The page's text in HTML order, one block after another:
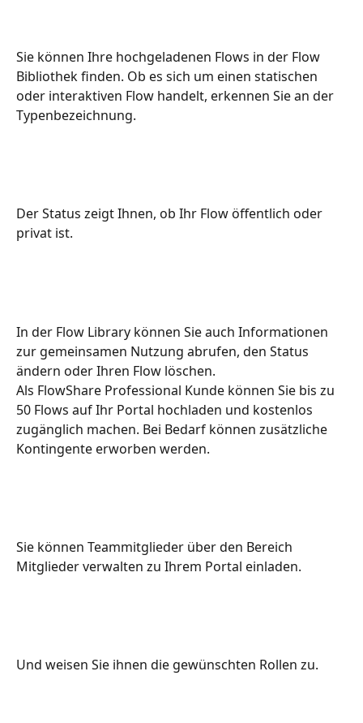
Sie können Ihre hochgeladenen Flows in der Flow
Bibliothek finden. Ob es sich um einen statischen
oder interaktiven Flow handelt, erkennen Sie an der
Typenbezeichnung.
Der Status zeigt Ihnen, ob Ihr Flow öffentlich oder
privat ist.
In der Flow Library können Sie auch Informationen
zur gemeinsamen Nutzung abrufen, den Status
ändern oder Ihren Flow löschen.
Als FlowShare Professional Kunde können Sie bis zu
50 Flows auf Ihr Portal hochladen und kostenlos
zugänglich machen. Bei Bedarf können zusätzliche
Kontingente erworben werden.
Sie können Teammitglieder über den Bereich
Mitglieder verwalten zu Ihrem Portal einladen.
Und weisen Sie ihnen die gewünschten Rollen zu.